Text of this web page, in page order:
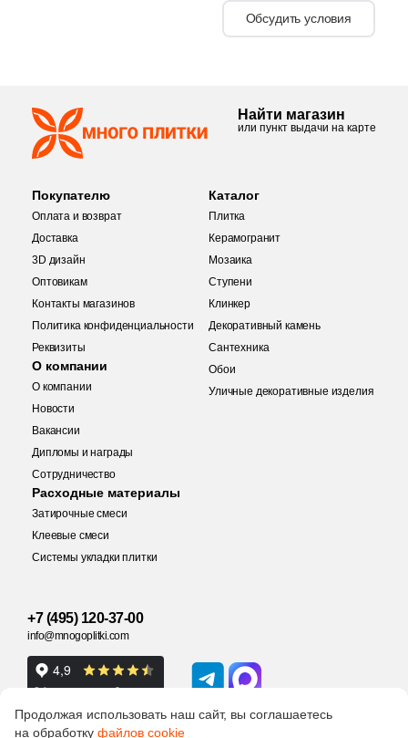
27.1x28.2 (6 )
27х27.5 (1
27.5x27.5 (10)
27.6x27.6 (
27x27.5 ( 1)
27.85x27.85 (1)
27.3х36 (4)
27x29.5 (
27x28.5 (
27.4x29.3 (2)
27.8x39 (
27.6x31.5 (1)
27x27 (3 )
27.1x30.7 (
27.5x30 ( 1)
27.8x27.8 (3)
Обсудить условия
Купить в 1 клик
Количество
Минимальная сумма заказа
Заявка на бесплатный 3D дизайн
Телефон
Обратная связь
Ваше имя
Найти магазин
или пункт выдачи на карте
Покупателю
Оплата и возврат
Доставка
3D дизайн
Оптовикам
Контакты магазинов
Политика конфиденциальности
Реквизиты
О компании
О компании
Новости
Вакансии
Дипломы и награды
Сотрудничество
Расходные материалы
Затирочные смеси
Клеевые смеси
Системы укладки плитки
Каталог
Плитка
Керамогранит
Мозаика
Ступени
Клинкер
Декоративный камень
Сантехника
Обои
Уличные декоративные изделия
+7 (495) 120-37-00
info@mnogoplitki.com
Продолжая использовать наш сайт, вы соглашаетесь
на обработку файлов cookie